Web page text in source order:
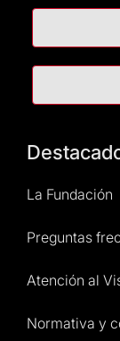
La Fundación
Preguntas
Atención al
Normativa y